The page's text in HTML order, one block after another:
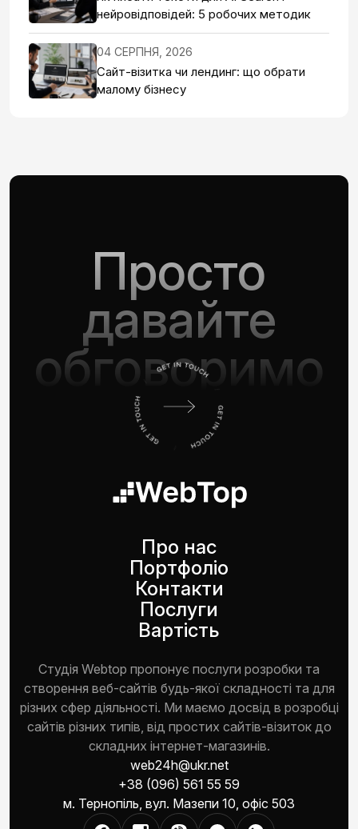
нейровідповідей: 5 робочих методик
04 СЕРПНЯ, 2026
Сайт-візитка чи лендинг: що обрати
малому бізнесу
Просто
давайте
обговоримо
Про нас
Портфоліо
Контакти
Послуги
Вартість
Студія Webtop пропонує послуги розробки та
створення веб-сайтів будь-якої складності та для
різних сфер діяльності. Ми маємо досвід в розробці
сайтів різних типів, від простих сайтів-візиток до
складних інтернет-магазинів.
web24h@ukr.net
+38 (096) 561 55 59
м. Тернопіль, вул. Мазепи 10, офіс 503